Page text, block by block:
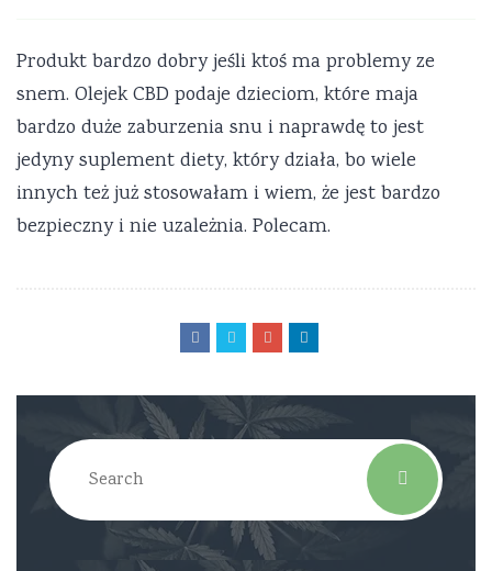
Produkt bardzo dobry jeśli ktoś ma problemy ze
snem. Olejek CBD podaje dzieciom, które maja
bardzo duże zaburzenia snu i naprawdę to jest
jedyny suplement diety, który działa, bo wiele
innych też już stosowałam i wiem, że jest bardzo
bezpieczny i nie uzależnia. Polecam.